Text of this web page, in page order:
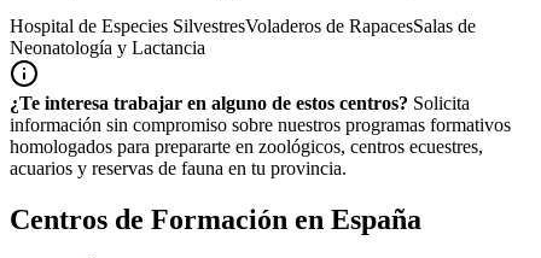
Hospital de Especies SilvestresVoladeros de RapacesSalas de
Neonatología y Lactancia
¿Te interesa trabajar en alguno de estos centros? Solicita
información sin compromiso sobre nuestros programas formativos
homologados para prepararte en zoológicos, centros ecuestres,
acuarios y reservas de fauna en tu provincia.
Centros de Formación en España